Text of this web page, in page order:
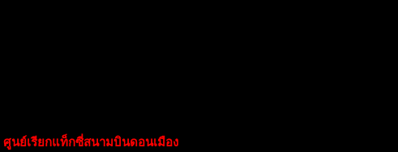
ศูนย์เรียกแท็กซี่สนามบินดอนเมือง